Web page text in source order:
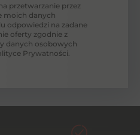
przetwarzanie przez
moich danych
odpowiedzi na zadane
oferty zgodnie z
danych osobowych
Prywatności.